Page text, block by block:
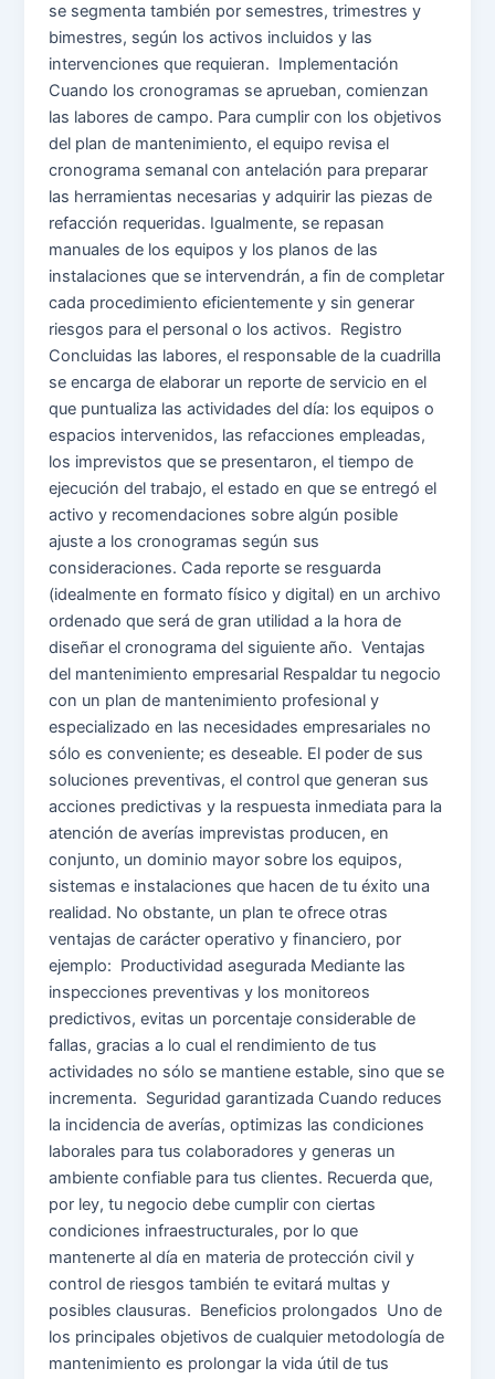
se segmenta también por semestres, trimestres y
bimestres, según los activos incluidos y las
intervenciones que requieran. Implementación
Cuando los cronogramas se aprueban, comienzan
las labores de campo. Para cumplir con los objetivos
del plan de mantenimiento, el equipo revisa el
cronograma semanal con antelación para preparar
las herramientas necesarias y adquirir las piezas de
refacción requeridas. Igualmente, se repasan
manuales de los equipos y los planos de las
instalaciones que se intervendrán, a fin de completar
cada procedimiento eficientemente y sin generar
riesgos para el personal o los activos. Registro
Concluidas las labores, el responsable de la cuadrilla
se encarga de elaborar un reporte de servicio en el
que puntualiza las actividades del día: los equipos o
espacios intervenidos, las refacciones empleadas,
los imprevistos que se presentaron, el tiempo de
ejecución del trabajo, el estado en que se entregó el
activo y recomendaciones sobre algún posible
ajuste a los cronogramas según sus
consideraciones. Cada reporte se resguarda
(idealmente en formato físico y digital) en un archivo
ordenado que será de gran utilidad a la hora de
diseñar el cronograma del siguiente año. Ventajas
del mantenimiento empresarial Respaldar tu negocio
con un plan de mantenimiento profesional y
especializado en las necesidades empresariales no
sólo es conveniente; es deseable. El poder de sus
soluciones preventivas, el control que generan sus
acciones predictivas y la respuesta inmediata para la
atención de averías imprevistas producen, en
conjunto, un dominio mayor sobre los equipos,
sistemas e instalaciones que hacen de tu éxito una
realidad. No obstante, un plan te ofrece otras
ventajas de carácter operativo y financiero, por
ejemplo: Productividad asegurada Mediante las
inspecciones preventivas y los monitoreos
predictivos, evitas un porcentaje considerable de
fallas, gracias a lo cual el rendimiento de tus
actividades no sólo se mantiene estable, sino que se
incrementa. Seguridad garantizada Cuando reduces
la incidencia de averías, optimizas las condiciones
laborales para tus colaboradores y generas un
ambiente confiable para tus clientes. Recuerda que,
por ley, tu negocio debe cumplir con ciertas
condiciones infraestructurales, por lo que
mantenerte al día en materia de protección civil y
control de riesgos también te evitará multas y
posibles clausuras. Beneficios prolongados Uno de
los principales objetivos de cualquier metodología de
mantenimiento es prolongar la vida útil de tus